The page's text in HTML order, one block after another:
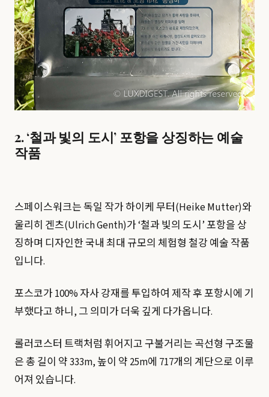
2. ‘철과 빛의 도시’ 포항을 상징하는 예술
작품
스페이스워크는 독일 작가 하이케 무터(Heike Mutter)와
울리히 겐츠(Ulrich Genth)가 ‘철과 빛의 도시’ 포항을 상
징하며 디자인한 국내 최대 규모의 체험형 철강 예술 작품
입니다.
포스코가 100% 자사 강재를 투입하여 제작 후 포항시에 기
부했다고 하니, 그 의미가 더욱 깊게 다가옵니다.
롤러코스터 트랙처럼 휘어지고 구불거리는 곡선형 구조물
은 총 길이 약 333m, 높이 약 25m에 717개의 계단으로 이루
어져 있습니다.